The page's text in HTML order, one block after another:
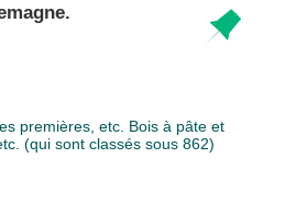
premières, etc. Bois à pâte et
(qui sont classés sous 862)